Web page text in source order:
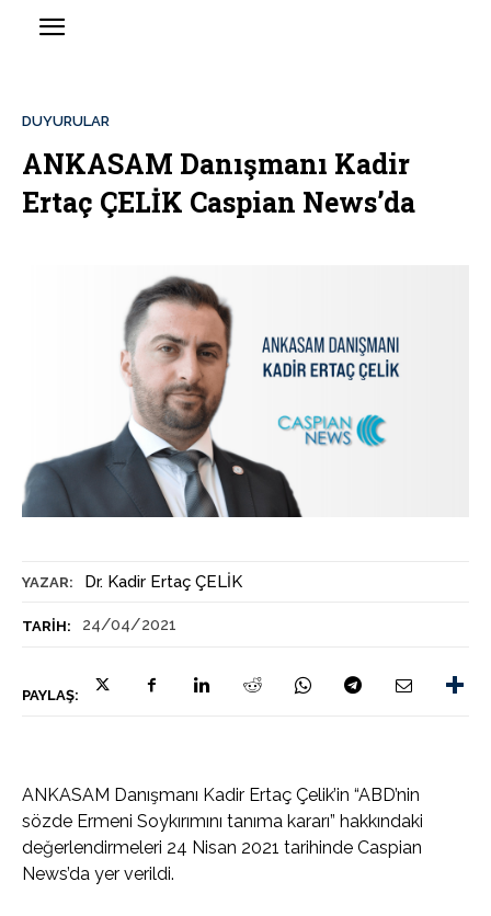
YAZAR: Dr. Kadir Ertaç ÇELİK
TARIH: 24/04/2021
PAYLAŞ:
DUYURULAR
ANKASAM Danışmanı Kadir
Ertaç ÇELİK Caspian News’da
ANKASAM Danışmanı Kadir Ertaç Çelik’in “ABD’nin
sözde Ermeni Soykırımını tanıma kararı” hakkındaki
değerlendirmeleri 24 Nisan 2021 tarihinde Caspian
News’da yer verildi.